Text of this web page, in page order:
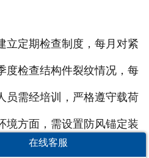
定期检查制度，每月对紧
度检查结构件裂纹情况，每
员需经培训，严格遵守载荷
境方面，需设置防风锚定装
作业，防止风载引发的失
在线客服